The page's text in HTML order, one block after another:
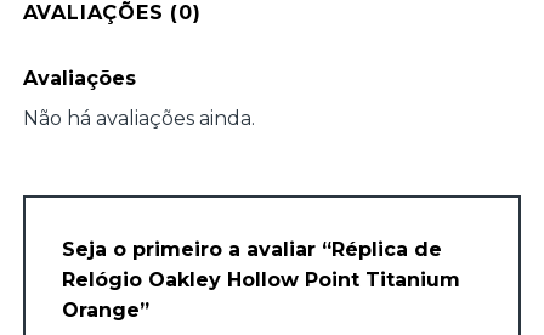
AVALIAÇÕES (0)
Avaliações
Não há avaliações ainda.
Seja o primeiro a avaliar “Réplica de
Relógio Oakley Hollow Point Titanium
Orange”